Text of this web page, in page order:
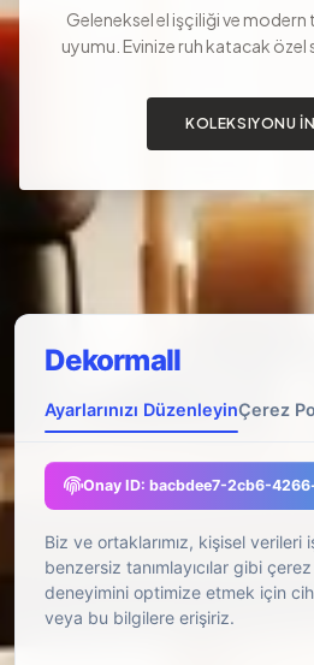
Geleneksel el işçiliği ve modern
uyumu. Evinize ruh katacak özel
KOLEKSIYONU
Dekormall
Ayarlarınızı DüzenleyinÇerez
Onay ID: bacbdee7-2cb6-
Biz ve ortaklarımız, kişisel verileri
benzersiz tanımlayıcılar gibi
deneyimini optimize etmek için
veya bu bilgilere erişiriz.